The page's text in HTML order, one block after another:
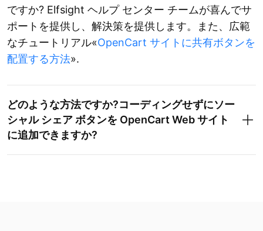
ですか? Elfsight ヘルプ センター チームが喜んでサ
ポートを提供し、解決策を提供します。また、広範
なチュートリアル«OpenCart サイトに共有ボタンを
配置する方法».
どのような方法ですか?コーディングせずにソー
シャル シェア ボタンを OpenCart Web サイト
に追加できますか?